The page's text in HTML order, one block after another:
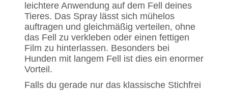
leichtere Anwendung auf dem Fell deines
Tieres. Das Spray lässt sich mühelos
auftragen und gleichmäßig verteilen, ohne
das Fell zu verkleben oder einen fettigen
Film zu hinterlassen. Besonders bei
Hunden mit langem Fell ist dies ein enormer
Vorteil.
Falls du gerade nur das klassische Stichfrei